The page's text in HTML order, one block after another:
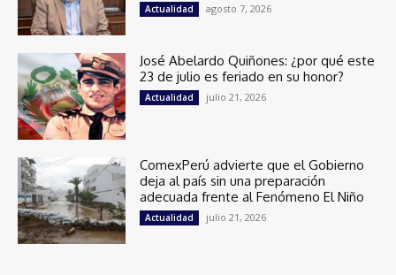
Actualidad agosto 7, 2026
José Abelardo Quiñones: ¿por qué este
23 de julio es feriado en su honor?
Actualidad julio 21, 2026
ComexPerú advierte que el Gobierno
deja al país sin una preparación
adecuada frente al Fenómeno El Niño
Actualidad julio 21, 2026